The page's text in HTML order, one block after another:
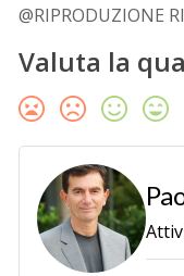
@RIPRODUZIONE
Valuta la